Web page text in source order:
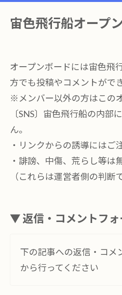
宙色飛行船オープ
オープンボードには宙色飛
方でも投稿やコメントができ
※メンバー以外の方はこの
〔SNS〕宙色飛行船の内部
ん。
・リンクからの誘導にはご
・誹謗、中傷、荒らし等は
（これらは運営者側の判断
▼ 返信・コメントフォ
下の記事への返信・コメ
から行ってください